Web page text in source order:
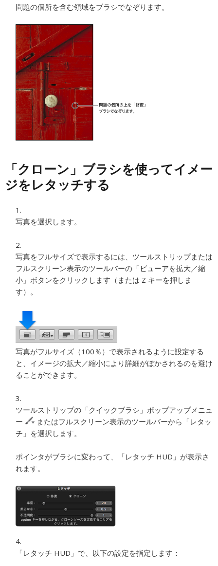
問題の個所を含む領域をブラシでなぞります。
「クローン」ブラシを使ってイメー
ジをレタッチする
写真を選択します。
写真をフルサイズで表示するには、ツールストリップまたは
フルスクリーン表示のツールバーの「ビューアを拡大／縮
小」ボタンをクリックします（または Z キーを押しま
す）。
写真がフルサイズ（100％）で表示されるように設定する
と、イメージの拡大／縮小により詳細がぼかされるのを避け
ることができます。
ツールストリップの「クイックブラシ」ポップアップメニュ
ー
またはフルスクリーン表示のツールバーから「レタッ
チ」を選択します。
ポインタがブラシに変わって、「レタッチ HUD」が表示さ
れます。
「レタッチ HUD」で、以下の設定を指定します：